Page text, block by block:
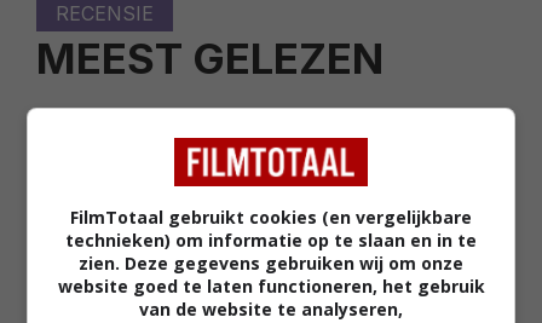
RECENSIE
MEEST GELEZEN
problemen van Spidey zijn weer
herkenbare dingen die we allemaal
voelen
'Motor City': te raar voor de
commerciële bios, maar te veel
gelikte actie voor de filmhuizen.
FilmTotaal gebruikt cookies (en vergelijkbare
technieken) om informatie op te slaan en in te
zien. Deze gegevens gebruiken wij om onze
website goed te laten functioneren, het gebruik
van de website te analyseren,